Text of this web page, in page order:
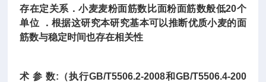
存在定关系．小麦麦粉面筋数比面粉面筋数般低20个
单位 ．根据这研究本研究基本可以推断优质小麦的面
筋数与稳定时间也存在相关性
术 参 数:（执行GB/T5506.2-2008和GB/T5506.4-200